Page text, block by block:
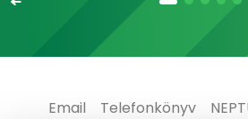
Email Telefonkönyv